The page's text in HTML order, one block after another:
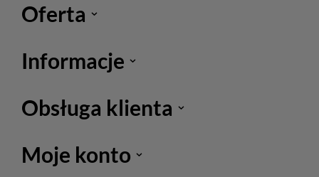
Oferta
Informacje
Obsługa klienta
Moje konto